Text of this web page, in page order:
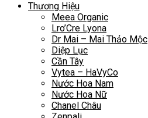
Thương Hiệu
Meea Organic
Lro’Cre Lyona
Dr Mai – Mai Thảo Mộc
Diệp Lục
Cần Tây
Vytea – HaVyCo
Nước Hoa Nam
Nước Hoa Nữ
Chanel Châu